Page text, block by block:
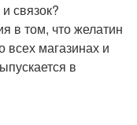
связок?
в том, что желатин
всех магазинах и
в